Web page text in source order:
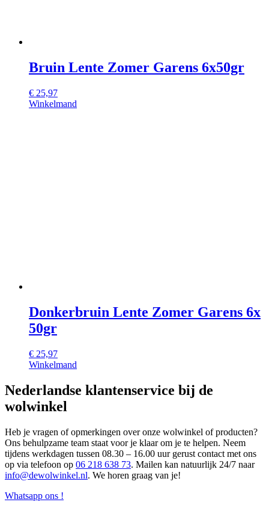
Bruin Lente Zomer Garens 6x50gr
€ 25,97
Winkelmand
Donkerbruin Lente Zomer Garens 6x
50gr
€ 25,97
Winkelmand
Nederlandse klantenservice bij de
wolwinkel
Heb je vragen of opmerkingen over onze wolwinkel of producten?
Ons behulpzame team staat voor je klaar om je te helpen. Neem
tijdens werkdagen tussen 08.30 – 16.00 uur gerust contact met ons
op via telefoon op 06 218 638 73. Mailen kan natuurlijk 24/7 naar
info@dewolwinkel.nl. We horen graag van je!
Whatsapp ons !